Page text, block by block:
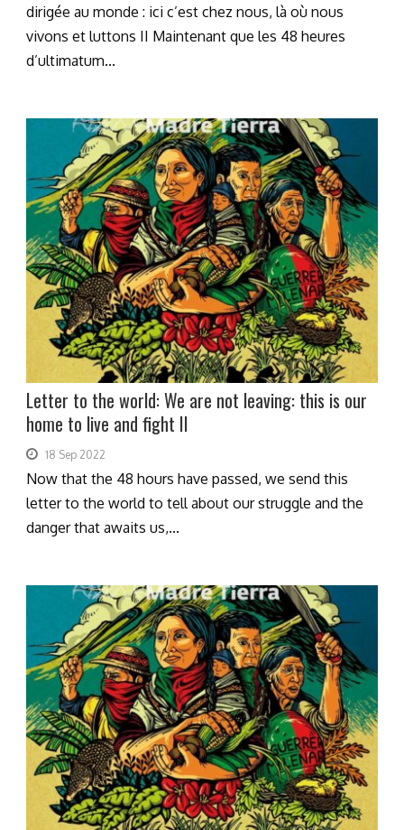
dirigée au monde : ici c’est chez nous, là où nous
vivons et luttons II Maintenant que les 48 heures
d’ultimatum...
Letter to the world: We are not leaving: this is our
home to live and fight II
18 Sep 2022
Now that the 48 hours have passed, we send this
letter to the world to tell about our struggle and the
danger that awaits us,...